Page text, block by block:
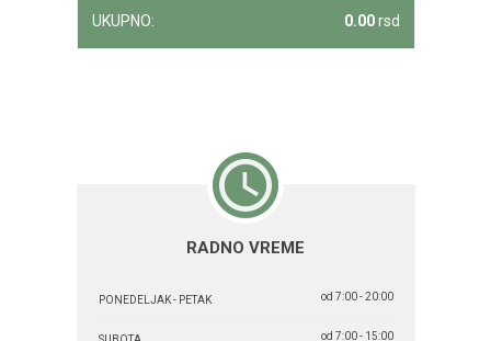
UKUPNO: 0.00rsd
RADNO VREME
PONEDELJAK - PETAK od 7:00 - 20:00
od 7:00 - 15:00